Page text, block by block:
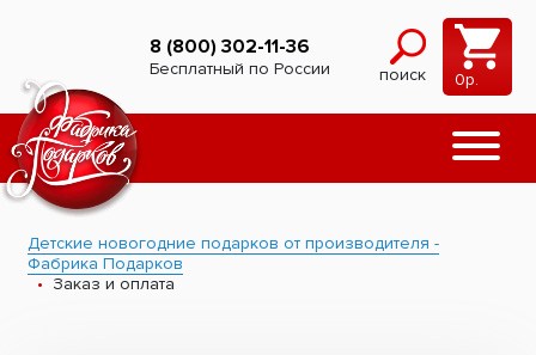
8 (800) 302-11-36
Бесплатный по России поиск 0р.
Детские новогодние подарков от производителя -
Фабрика Подарков
Заказ и оплата